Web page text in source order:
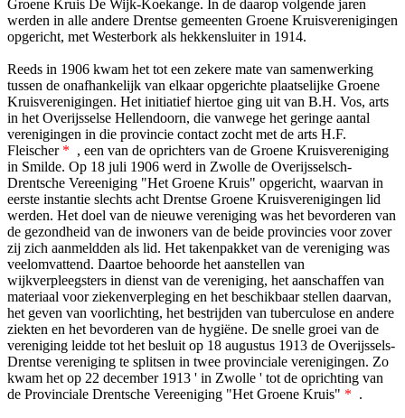
Groene Kruis De Wijk-Koekange. In de daarop volgende jaren
werden in alle andere Drentse gemeenten Groene Kruisverenigingen
opgericht, met Westerbork als hekkensluiter in 1914.
Reeds in 1906 kwam het tot een zekere mate van samenwerking
tussen de onafhankelijk van elkaar opgerichte plaatselijke Groene
Kruisverenigingen. Het initiatief hiertoe ging uit van B.H. Vos, arts
in het Overijsselse Hellendoorn, die vanwege het geringe aantal
verenigingen in die provincie contact zocht met de arts H.F.
Fleischer* , een van de oprichters van de Groene Kruisvereniging
in Smilde. Op 18 juli 1906 werd in Zwolle de Overijsselsch-
Drentsche Vereeniging "Het Groene Kruis" opgericht, waarvan in
eerste instantie slechts acht Drentse Groene Kruisverenigingen lid
werden. Het doel van de nieuwe vereniging was het bevorderen van
de gezondheid van de inwoners van de beide provincies voor zover
zij zich aanmeldden als lid. Het takenpakket van de vereniging was
veelomvattend. Daartoe behoorde het aanstellen van
wijkverpleegsters in dienst van de vereniging, het aanschaffen van
materiaal voor ziekenverpleging en het beschikbaar stellen daarvan,
het geven van voorlichting, het bestrijden van tuberculose en andere
ziekten en het bevorderen van de hygiëne. De snelle groei van de
vereniging leidde tot het besluit op 18 augustus 1913 de Overijssels-
Drentse vereniging te splitsen in twee provinciale verenigingen. Zo
kwam het op 22 december 1913 ' in Zwolle ' tot de oprichting van
de Provinciale Drentsche Vereeniging "Het Groene Kruis" * .